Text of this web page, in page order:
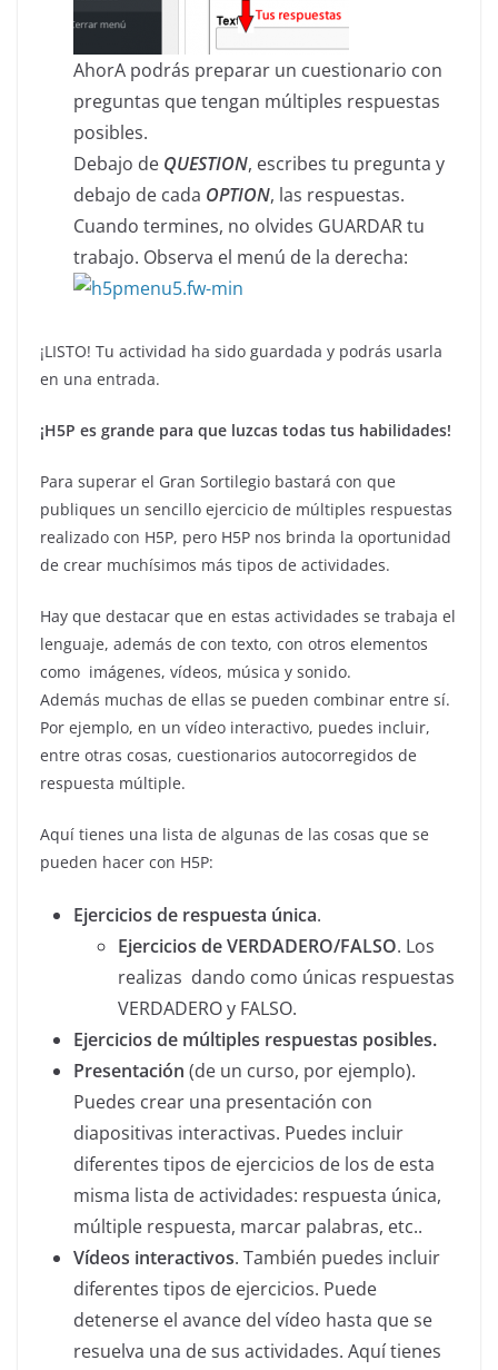
AhorA podrás preparar un cuestionario con
preguntas que tengan múltiples respuestas
posibles.
Debajo de QUESTION, escribes tu pregunta y
debajo de cada OPTION, las respuestas.
Cuando termines, no olvides GUARDAR tu
trabajo. Observa el menú de la derecha:
¡LISTO! Tu actividad ha sido guardada y podrás usarla
en una entrada.
¡H5P es grande para que luzcas todas tus habilidades!
Para superar el Gran Sortilegio bastará con que
publiques un sencillo ejercicio de múltiples respuestas
realizado con H5P, pero H5P nos brinda la oportunidad
de crear muchísimos más tipos de actividades.
Hay que destacar que en estas actividades se trabaja el
lenguaje, además de con texto, con otros elementos
como imágenes, vídeos, música y sonido.
Además muchas de ellas se pueden combinar entre sí.
Por ejemplo, en un vídeo interactivo, puedes incluir,
entre otras cosas, cuestionarios autocorregidos de
respuesta múltiple.
Aquí tienes una lista de algunas de las cosas que se
pueden hacer con H5P:
Ejercicios de respuesta única.
Ejercicios de VERDADERO/FALSO. Los
realizas dando como únicas respuestas
VERDADERO y FALSO.
Ejercicios de múltiples respuestas posibles.
Presentación (de un curso, por ejemplo).
Puedes crear una presentación con
diapositivas interactivas. Puedes incluir
diferentes tipos de ejercicios de los de esta
misma lista de actividades: respuesta única,
múltiple respuesta, marcar palabras, etc..
Vídeos interactivos. También puedes incluir
diferentes tipos de ejercicios. Puede
detenerse el avance del vídeo hasta que se
resuelva una de sus actividades. Aquí tienes